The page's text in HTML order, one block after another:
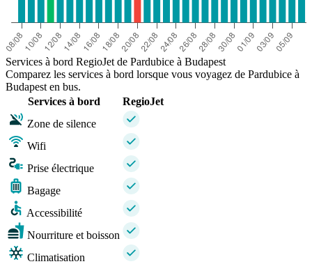
Services à bord RegioJet de Pardubice à Budapest
Comparez les services à bord lorsque vous voyagez de Pardubice à
Budapest en bus.
Services à bord
RegioJet
Zone de silence
Wifi
Prise électrique
Bagage
Accessibilité
Nourriture et boisson
Climatisation